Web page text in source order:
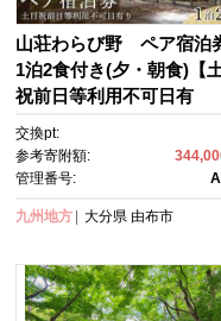
山荘わらび野 ペア宿泊
1泊2食付き(夕・朝食)【
祝前日等利用不可日有
り】 | 宿泊券 宿泊 旅行券
泉 観光 旅行 ホテル 旅館
ーポン チケット トラベ
気 おすすめ 大分県 由布市
交換pt:
参考寄附額:
管理番号:
九州地方 大分県 由布市